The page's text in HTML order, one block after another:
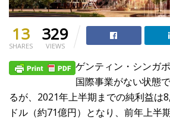
13
SHARES
329
VIEWS
ゲンティン・シンガ
国際事業がない状態
るが、2021年上半期までの純利益は
ドル（約71億円）となり、前年上半